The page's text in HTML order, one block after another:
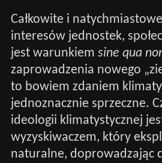
Całkowite i
interesów jednostek,
jest warunkiem sine qua
zaprowadzenia nowego
to bowiem zdaniem
jednoznacznie sprzeczne.
ideologii klimatystycznej
wyzyskiwaczem, który
naturalne, doprowadzając